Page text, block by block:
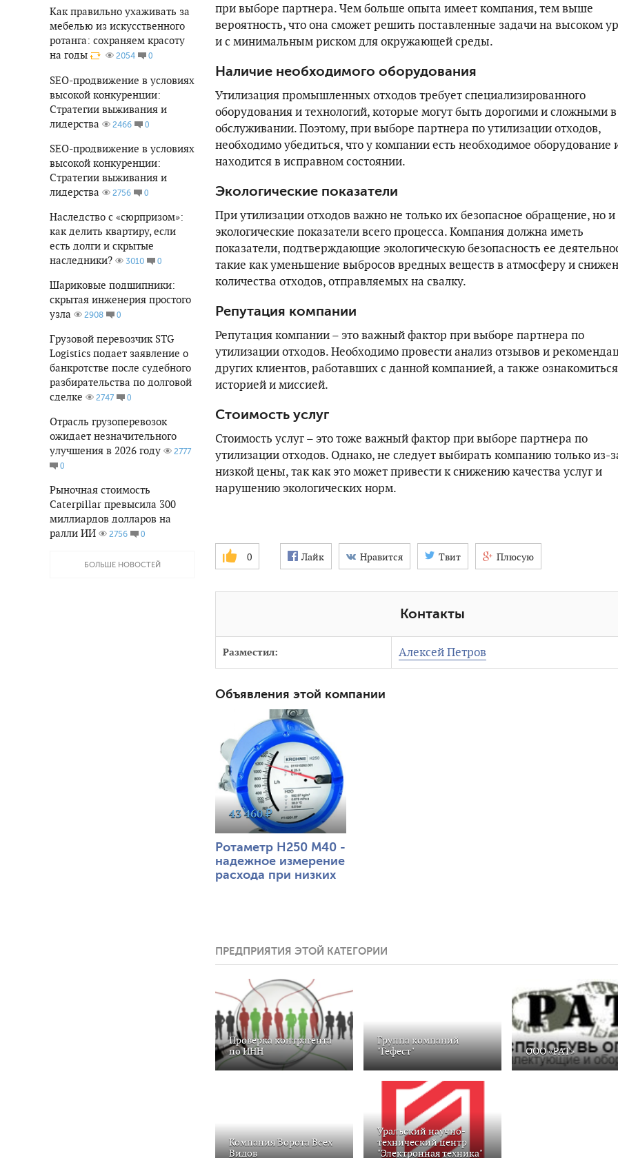
Как правильно ухаживать за
мебелью из искусственного
ротанга: сохраняем красоту
на годы
2054 0
SEO-продвижение в условиях
высокой конкуренции:
Стратегии выживания и
лидерства
2466 0
SEO-продвижение в условиях
высокой конкуренции:
Стратегии выживания и
лидерства
2756 0
Наследство с «сюрпризом»:
как делить квартиру, если
есть долги и скрытые
наследники?
3010 0
Шариковые подшипники:
скрытая инженерия простого
узла
2908 0
Грузовой перевозчик STG
Logistics подает заявление о
банкротстве после судебного
разбирательства по долговой
сделке
2747 0
Отрасль грузоперевозок
ожидает незначительного
улучшения в 2026 году
2777
0
Рыночная стоимость
Caterpillar превысила 300
миллиардов долларов на
ралли ИИ
2756 0
БОЛЬШЕ НОВОСТЕЙ
при выборе партнера. Чем больше опыта имеет компания, тем выше
вероятность, что она сможет решить поставленные задачи на высоком
и с минимальным риском для окружающей среды.
Наличие необходимого оборудования
Утилизация промышленных отходов требует специализированного
оборудования и технологий, которые могут быть дорогими и сложными в
обслуживании. Поэтому, при выборе партнера по утилизации отходов,
необходимо убедиться, что у компании есть необходимое оборудование
находится в исправном состоянии.
Экологические показатели
При утилизации отходов важно не только их безопасное обращение, но и
экологические показатели всего процесса. Компания должна иметь
показатели, подтверждающие экологическую безопасность ее
такие как уменьшение выбросов вредных веществ в атмосферу и
количества отходов, отправляемых на свалку.
Репутация компании
Репутация компании – это важный фактор при выборе партнера по
утилизации отходов. Необходимо провести анализ отзывов и
других клиентов, работавших с данной компанией, а также
историей и миссией.
Стоимость услуг
Стоимость услуг – это тоже важный фактор при выборе партнера по
утилизации отходов. Однако, не следует выбирать компанию только из-
низкой цены, так как это может привести к снижению качества услуг и
нарушению экологических норм.
0 Лайк Нравится Твит Плюсую
Контакты
Разместил: Алексей Петров
Объявления этой компании
43 460 ₽
Ротаметр H250 M40 -
надежное измерение
расхода при низких
ПРЕДПРИЯТИЯ ЭТОЙ КАТЕГОРИИ
Проверка контрагента
по ИНН
Группа компаний
"Гефест"
ООО «РАТ»
Компания Ворота Всех
Видов
Уральский научно-
технический центр
"Электронная техника"